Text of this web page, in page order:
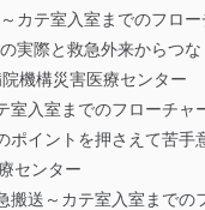
テ室入室までのフロー
際と救急外来からつな
機構災害医療センター
入室までのフローチャ
イントを押さえて苦手
センター
送～カテ室入室までの